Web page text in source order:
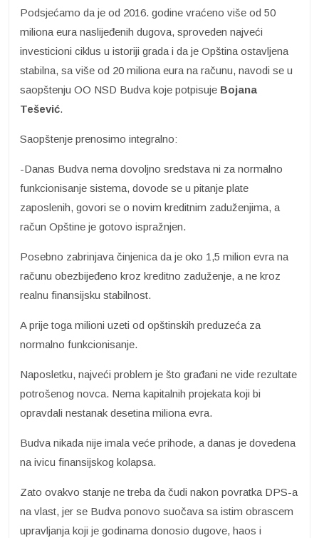
Podsjećamo da je od 2016. godine vraćeno više od 50
miliona eura naslijeđenih dugova, sproveden najveći
investicioni ciklus u istoriji grada i da je Opština ostavljena
stabilna, sa više od 20 miliona eura na računu, navodi se u
saopštenju OO NSD Budva koje potpisuje Bojana
Tešević.
Saopštenje prenosimo integralno:
-Danas Budva nema dovoljno sredstava ni za normalno
funkcionisanje sistema, dovode se u pitanje plate
zaposlenih, govori se o novim kreditnim zaduženjima, a
račun Opštine je gotovo ispražnjen.
Posebno zabrinjava činjenica da je oko 1,5 milion evra na
računu obezbijeđeno kroz kreditno zaduženje, a ne kroz
realnu finansijsku stabilnost.
A prije toga milioni uzeti od opštinskih preduzeća za
normalno funkcionisanje.
Naposletku, najveći problem je što građani ne vide rezultate
potrošenog novca. Nema kapitalnih projekata koji bi
opravdali nestanak desetina miliona evra.
Budva nikada nije imala veće prihode, a danas je dovedena
na ivicu finansijskog kolapsa.
Zato ovakvo stanje ne treba da čudi nakon povratka DPS-a
na vlast, jer se Budva ponovo suočava sa istim obrascem
upravljanja koji je godinama donosio dugove, haos i